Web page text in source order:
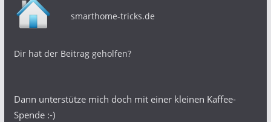
smarthome-tricks.de
Dir hat der Beitrag geholfen?
Dann unterstütze mich doch mit einer kleinen Kaffee-
Spende :-)